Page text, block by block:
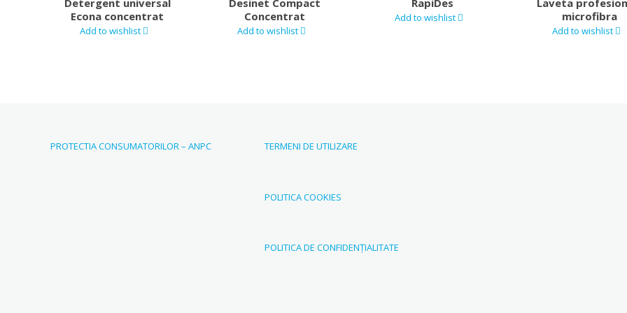
Detergent universal
Econa concentrat
Add to wishlist
Desinet Compact
Concentrat
Add to wishlist
RapiDes
Add to wishlist
Laveta
microfibra
Add to wishlist
PROTECTIA CONSUMATORILOR – ANPC TERMENI DE UTILIZARE
POLITICA COOKIES
POLITICA DE CONFIDENȚIALITATE